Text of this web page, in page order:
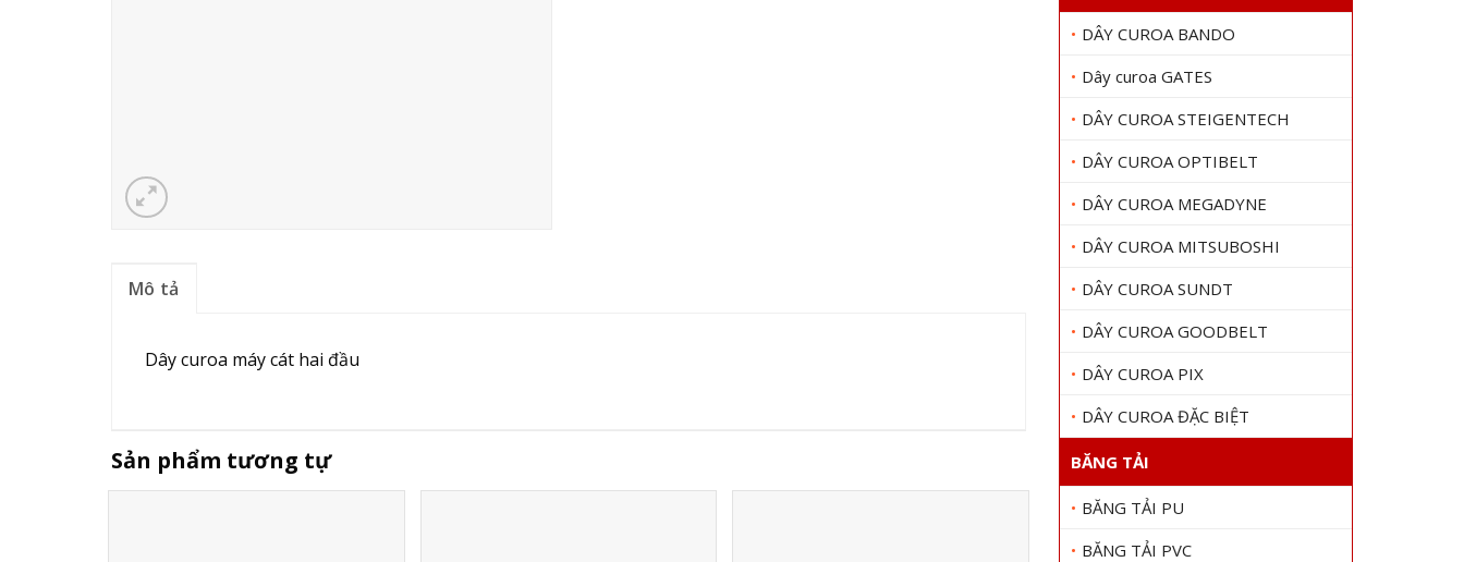
DÂY CUROA BANDO
Dây curoa GATES
DÂY CUROA STEIGENTECH
DÂY CUROA OPTIBELT
DÂY CUROA MEGADYNE
DÂY CUROA MITSUBOSHI
DÂY CUROA SUNDT
DÂY CUROA GOODBELT
DÂY CUROA PIX
DÂY CUROA ĐẶC BIỆT
BĂNG TẢI
BĂNG TẢI PU
BĂNG TẢI PVC
Mô tả
Dây curoa máy cát hai đầu
Sản phẩm tương tự